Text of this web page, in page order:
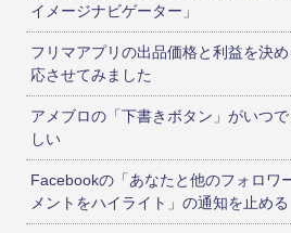
イメージナビゲーター」
フリマアプリの出品価格と利益を決
応させてみました
アメブロの「下書きボタン」がいつ
しい
Facebookの「あなたと他のフォロワ
メントをハイライト」の通知を止める